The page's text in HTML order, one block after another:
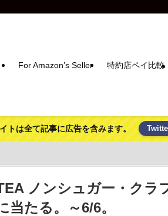
For Amazon’s Seller 特約店ペイ比較
トは全て記事に広告を含みます。
ノンシュガー・クラ
たる。～6/6。